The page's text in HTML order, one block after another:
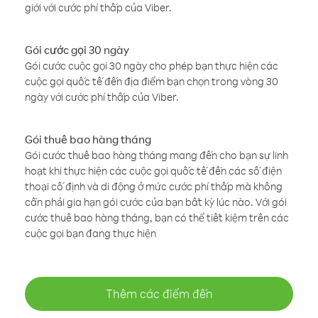
giới với cước phí thấp của Viber.
Gói cước gọi 30 ngày
Gói cước cuộc gọi 30 ngày cho phép bạn thực hiện các
cuộc gọi quốc tế đến địa điểm bạn chọn trong vòng 30
ngày với cước phí thấp của Viber.
Gói thuê bao hàng tháng
Gói cước thuê bao hàng tháng mang đến cho bạn sự linh
hoạt khi thực hiện các cuộc gọi quốc tế đến các số điện
thoại cố định và di động ở mức cước phí thấp mà không
cần phải gia hạn gói cước của bạn bất kỳ lúc nào. Với gói
cước thuê bao hàng tháng, bạn có thể tiết kiệm trên các
cuộc gọi bạn đang thực hiện
Thêm các điểm đến